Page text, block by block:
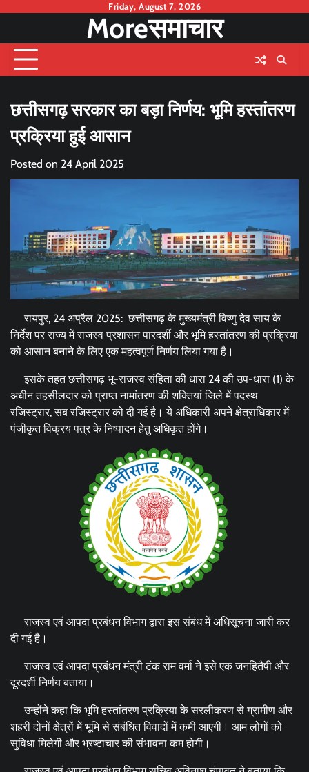
content
Friday, August 7, 2026
Moreसमाचार
छत्तीसगढ़ सरकार का बड़ा निर्णय: भूमि हस्तांतरण
प्रक्रिया हुई आसान
Posted on 24 April 2025
रायपुर, 24 अप्रैल 2025: छत्तीसगढ़ के मुख्यमंत्री विष्णु देव साय के
निर्देश पर राज्य में राजस्व प्रशासन पारदर्शी और भूमि हस्तांतरण की प्रक्रिया
को आसान बनाने के लिए एक महत्वपूर्ण निर्णय लिया गया है।
इसके तहत छत्तीसगढ़ भू-राजस्व संहिता की धारा 24 की उप-धारा (1) के
अधीन तहसीलदार को प्राप्त नामांतरण की शक्तियां जिले में पदस्थ
रजिस्ट्रार, सब रजिस्ट्रार को दी गई है। ये अधिकारी अपने क्षेत्राधिकार में
पंजीकृत विक्रय पत्र के निष्पादन हेतु अधिकृत होंगे।
राजस्व एवं आपदा प्रबंधन विभाग द्वारा इस संबंध में अधिसूचना जारी कर
दी गई है।
राजस्व एवं आपदा प्रबंधन मंत्री टंक राम वर्मा ने इसे एक जनहितैषी और
दूरदर्शी निर्णय बताया।
उन्होंने कहा कि भूमि हस्तांतरण प्रक्रिया के सरलीकरण से ग्रामीण और
शहरी दोनों क्षेत्रों में भूमि से संबंधित विवादों में कमी आएगी। आम लोगों को
सुविधा मिलेगी और भ्रष्टाचार की संभावना कम होगी।